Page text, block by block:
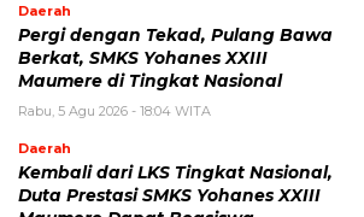
Daerah
Pergi dengan Tekad, Pulang Bawa
Berkat, SMKS Yohanes XXIII
Maumere di Tingkat Nasional
Rabu, 5 Agu 2026 - 18:04 WITA
Daerah
Kembali dari LKS Tingkat Nasional,
Duta Prestasi SMKS Yohanes XXIII